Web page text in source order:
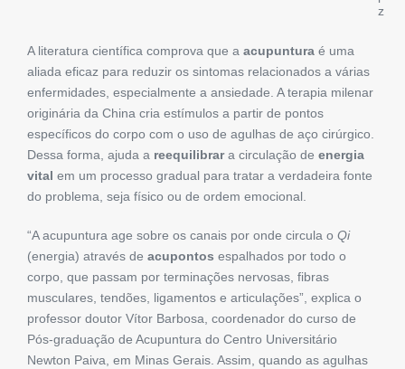
z
A literatura científica comprova que a acupuntura é uma
aliada eficaz para reduzir os sintomas relacionados a várias
enfermidades, especialmente a ansiedade. A terapia milenar
originária da China cria estímulos a partir de pontos
específicos do corpo com o uso de agulhas de aço cirúrgico.
Dessa forma, ajuda a reequilibrara circulação de energia
vital em um processo gradual para tratar a verdadeira fonte
do problema, seja físico ou de ordem emocional.
“A acupuntura age sobre os canais por onde circula o Qi
(energia) através de acupontos espalhados por todo o
corpo, que passam por terminações nervosas, fibras
musculares, tendões, ligamentos e articulações”, explica o
professor doutor Vítor Barbosa, coordenador do curso de
Pós-graduação de Acupuntura do Centro Universitário
Newton Paiva, em Minas Gerais. Assim, quando as agulhas